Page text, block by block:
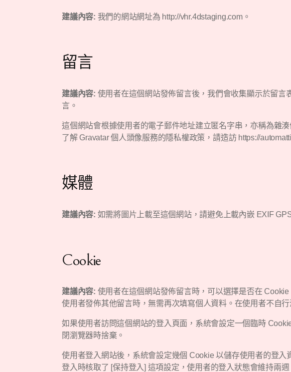
建議內容: 我們的網站網址為 http://vhr.4dstaging.com。
留言
建議內容: 使用者在這個網站發佈留言後，我們會收集顯示於留
言。
這個網站會根據使用者的電子郵件地址建立匿名字串，亦稱為雜
了解 Gravatar 個人頭像服務的隱私權政策，請造訪 https://
媒體
建議內容: 如需將圖片上載至這個網站，請避免上載內嵌 EXIF
Cookie
建議內容: 使用者在這個網站發佈留言時，可以選擇是否在
使用者發佈其他留言時，無需再次填寫個人資料。在使用者不自
如果使用者訪問這個網站的登入頁面，系統會設定一個臨時
閉瀏覽器時捨棄。
使用者登入網站後，系統會設定幾個 Cookie 以儲存使用者的登
登入時核取了 [保持登入] 這項設定，使用者的登入狀態會維持兩